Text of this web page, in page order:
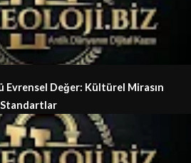
Evrensel Değer: Kültürel Mirasın
Standartlar